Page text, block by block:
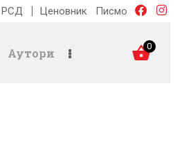
РСД Ценовник Писмо
Аутори 0